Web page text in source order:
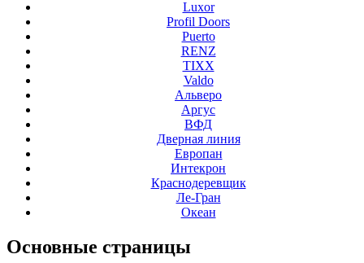
Luxor
Profil Doors
Puerto
RENZ
TIXX
Valdo
Альверо
Аргус
ВФД
Дверная линия
Европан
Интекрон
Краснодеревщик
Ле-Гран
Океан
Основные страницы